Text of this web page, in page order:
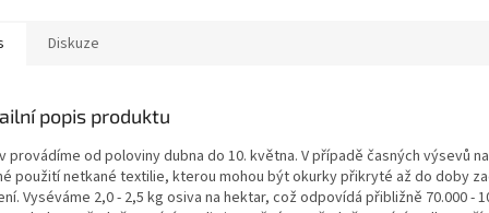
Diskuze
popis produktu
provádíme od poloviny dubna do 10. května. V případě časných výsevů
použití netkané textilie, kterou mohou být okurky přikryté až do doby
Vyséváme 2,0 - 2,5 kg osiva na hektar, což odpovídá přibližně 70.000 -